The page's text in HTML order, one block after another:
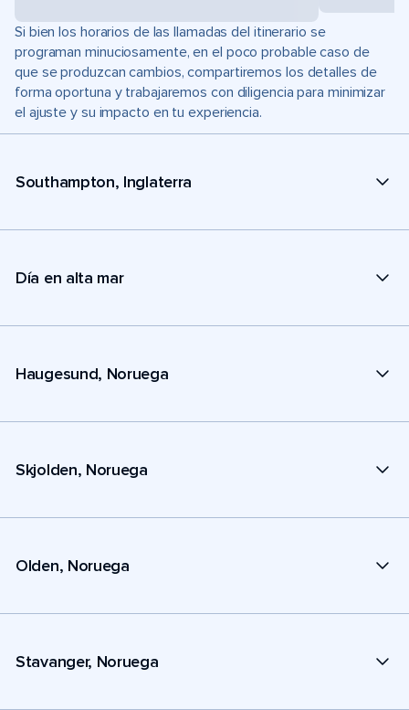
Si bien los horarios de las llamadas del itinerario se
programan minuciosamente, en el poco probable caso de
que se produzcan cambios, compartiremos los detalles de
forma oportuna y trabajaremos con diligencia para minimizar
el ajuste y su impacto en tu experiencia.
Southampton, Inglaterra
Día en alta mar
Haugesund, Noruega
Skjolden, Noruega
Olden, Noruega
Stavanger, Noruega